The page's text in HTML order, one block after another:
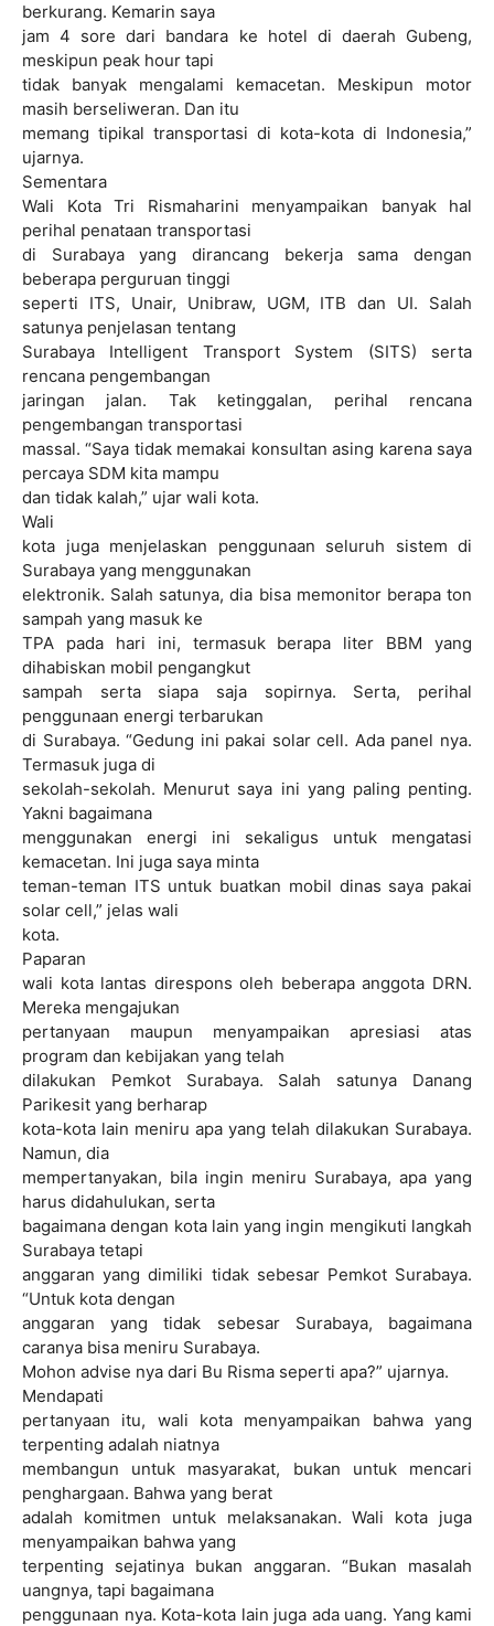
berkurang. Kemarin saya
jam 4 sore dari bandara ke hotel di daerah Gubeng,
meskipun peak hour tapi
tidak banyak mengalami kemacetan. Meskipun motor
masih berseliweran. Dan itu
memang tipikal transportasi di kota-kota di Indonesia,”
ujarnya.
Sementara
Wali Kota Tri Rismaharini menyampaikan banyak hal
perihal penataan transportasi
di Surabaya yang dirancang bekerja sama dengan
beberapa perguruan tinggi
seperti ITS, Unair, Unibraw, UGM, ITB dan UI. Salah
satunya penjelasan tentang
Surabaya Intelligent Transport System (SITS) serta
rencana pengembangan
jaringan jalan. Tak ketinggalan, perihal rencana
pengembangan transportasi
massal. “Saya tidak memakai konsultan asing karena saya
percaya SDM kita mampu
dan tidak kalah,” ujar wali kota.
Wali
kota juga menjelaskan penggunaan seluruh sistem di
Surabaya yang menggunakan
elektronik. Salah satunya, dia bisa memonitor berapa ton
sampah yang masuk ke
TPA pada hari ini, termasuk berapa liter BBM yang
dihabiskan mobil pengangkut
sampah serta siapa saja sopirnya. Serta, perihal
penggunaan energi terbarukan
di Surabaya. “Gedung ini pakai solar cell. Ada panel nya.
Termasuk juga di
sekolah-sekolah. Menurut saya ini yang paling penting.
Yakni bagaimana
menggunakan energi ini sekaligus untuk mengatasi
kemacetan. Ini juga saya minta
teman-teman ITS untuk buatkan mobil dinas saya pakai
solar cell,” jelas wali
kota.
Paparan
wali kota lantas direspons oleh beberapa anggota DRN.
Mereka mengajukan
pertanyaan maupun menyampaikan apresiasi atas
program dan kebijakan yang telah
dilakukan Pemkot Surabaya. Salah satunya Danang
Parikesit yang berharap
kota-kota lain meniru apa yang telah dilakukan Surabaya.
Namun, dia
mempertanyakan, bila ingin meniru Surabaya, apa yang
harus didahulukan, serta
bagaimana dengan kota lain yang ingin mengikuti langkah
Surabaya tetapi
anggaran yang dimiliki tidak sebesar Pemkot Surabaya.
“Untuk kota dengan
anggaran yang tidak sebesar Surabaya, bagaimana
caranya bisa meniru Surabaya.
Mohon advise nya dari Bu Risma seperti apa?” ujarnya.
Mendapati
pertanyaan itu, wali kota menyampaikan bahwa yang
terpenting adalah niatnya
membangun untuk masyarakat, bukan untuk mencari
penghargaan. Bahwa yang berat
adalah komitmen untuk melaksanakan. Wali kota juga
menyampaikan bahwa yang
terpenting sejatinya bukan anggaran. “Bukan masalah
uangnya, tapi bagaimana
penggunaan nya. Kota-kota lain juga ada uang. Yang kami